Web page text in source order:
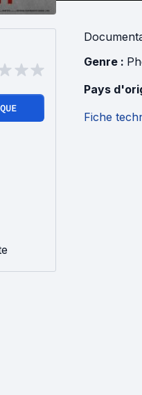
Genre :
Pays
Fiche